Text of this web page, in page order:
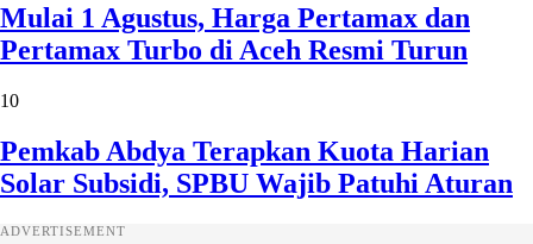
Mulai 1 Agustus, Harga Pertamax dan
Pertamax Turbo di Aceh Resmi Turun
10
Pemkab Abdya Terapkan Kuota Harian
Solar Subsidi, SPBU Wajib Patuhi Aturan
ADVERTISEMENT